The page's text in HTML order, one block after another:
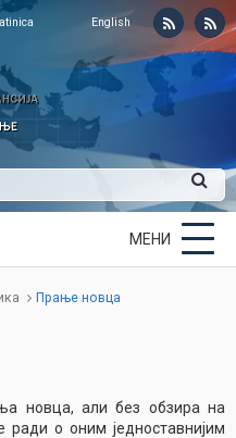
English
МЕНИ
Прање новца
новца, али без обзира на
о оним једноставнијим